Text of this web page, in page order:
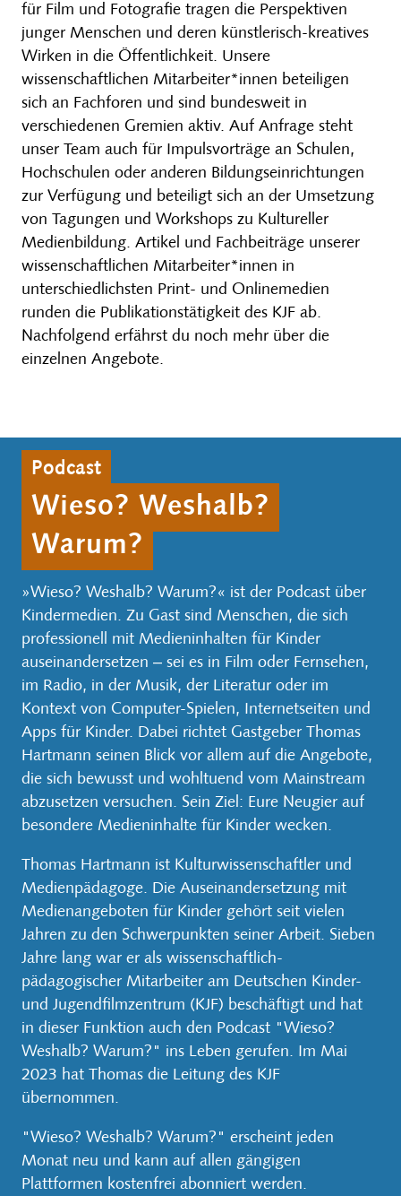
für Film und Fotografie tragen die Perspektiven
junger Menschen und deren künstlerisch-kreatives
Wirken in die Öffentlichkeit. Unsere
wissenschaftlichen Mitarbeiter*innen beteiligen
sich an Fachforen und sind bundesweit in
verschiedenen Gremien aktiv. Auf Anfrage steht
unser Team auch für Impulsvorträge an Schulen,
Hochschulen oder anderen Bildungseinrichtungen
zur Verfügung und beteiligt sich an der Umsetzung
von Tagungen und Workshops zu Kultureller
Medienbildung. Artikel und Fachbeiträge unserer
wissenschaftlichen Mitarbeiter*innen in
unterschiedlichsten Print- und Onlinemedien
runden die Publikationstätigkeit des KJF ab.
Nachfolgend erfährst du noch mehr über die
einzelnen Angebote.
Podcast
Wieso? Weshalb?
Warum?
»Wieso? Weshalb? Warum?« ist der Podcast über
Kindermedien. Zu Gast sind Menschen, die sich
professionell mit Medieninhalten für Kinder
auseinandersetzen ‒ sei es in Film oder Fernsehen,
im Radio, in der Musik, der Literatur oder im
Kontext von Computer-Spielen, Internetseiten und
Apps für Kinder. Dabei richtet Gastgeber Thomas
Hartmann seinen Blick vor allem auf die Angebote,
die sich bewusst und wohltuend vom Mainstream
abzusetzen versuchen. Sein Ziel: Eure Neugier auf
besondere Medieninhalte für Kinder wecken.
Thomas Hartmann ist Kulturwissenschaftler und
Medienpädagoge. Die Auseinandersetzung mit
Medienangeboten für Kinder gehört seit vielen
Jahren zu den Schwerpunkten seiner Arbeit. Sieben
Jahre lang war er als wissenschaftlich-
pädagogischer Mitarbeiter am Deutschen Kinder-
und Jugendfilmzentrum (KJF) beschäftigt und hat
in dieser Funktion auch den Podcast "Wieso?
Weshalb? Warum?" ins Leben gerufen. Im Mai
2023 hat Thomas die Leitung des KJF
übernommen.
"Wieso? Weshalb? Warum?" erscheint jeden
Monat neu und kann auf allen gängigen
Plattformen kostenfrei abonniert werden.